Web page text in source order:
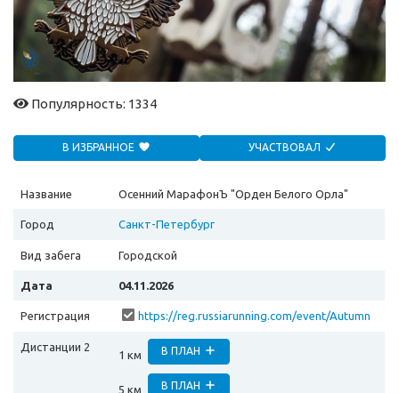
Популярность: 1334
В ИЗБРАННОЕ УЧАСТВОВАЛ
Название Осенний МарафонЪ "Орден Белого Орла"
Город Санкт-Петербург
Вид забега Городской
Дата 04.11.2026
Регистрация
https://reg.russiarunning.com/event/Autumn
Дистанции 2
1 км В ПЛАН
5 км В ПЛАН